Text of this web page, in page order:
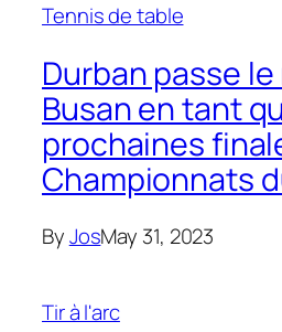
Tennis de table
Durban passe
Busan en tant
prochaines
Championnats
ByJosMay 31, 2023
Tir à l'arc